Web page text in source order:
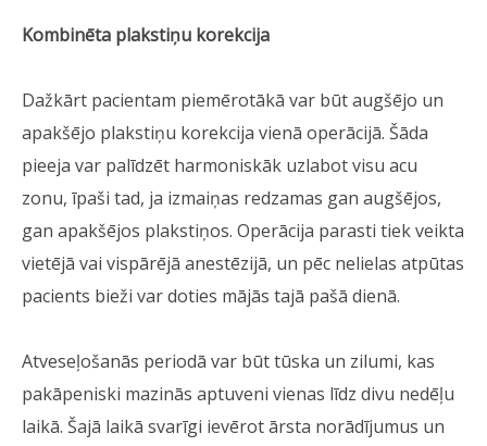
Kombinēta plakstiņu korekcija
Dažkārt pacientam piemērotākā var būt augšējo un
apakšējo plakstiņu korekcija vienā operācijā. Šāda
pieeja var palīdzēt harmoniskāk uzlabot visu acu
zonu, īpaši tad, ja izmaiņas redzamas gan augšējos,
gan apakšējos plakstiņos. Operācija parasti tiek veikta
vietējā vai vispārējā anestēzijā, un pēc nelielas atpūtas
pacients bieži var doties mājās tajā pašā dienā.
Atveseļošanās periodā var būt tūska un zilumi, kas
pakāpeniski mazinās aptuveni vienas līdz divu nedēļu
laikā. Šajā laikā svarīgi ievērot ārsta norādījumus un